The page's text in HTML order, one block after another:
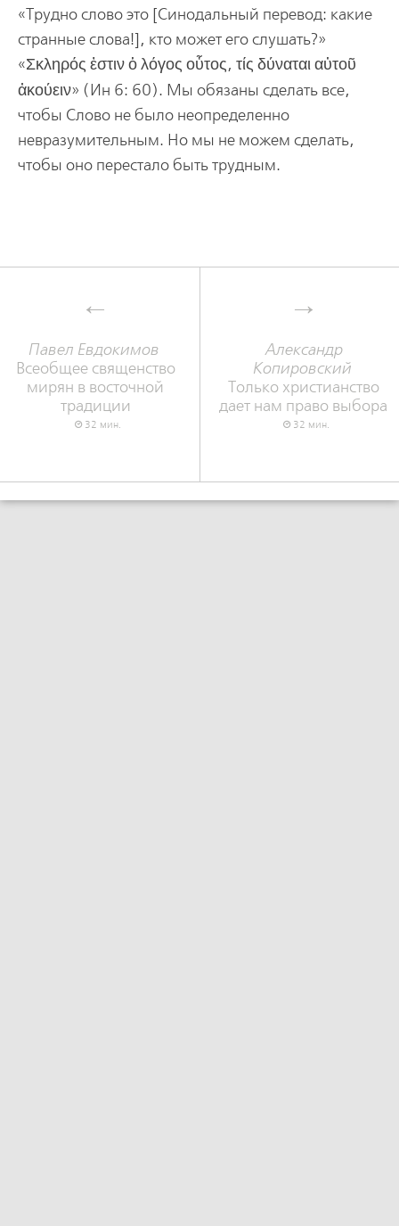
«Трудно слово это [Синодальный перевод: какие
странные слова!], кто может его слушать?»
«Σκληρός ἐστιν ὁ λόγος οὗτος, τίς δύναται αὐτοῦ
ἀκούειν» (Ин 6: 60). Мы обязаны сделать все,
чтобы Слово не было неопределенно
невразумительным. Но мы не можем сделать,
чтобы оно перестало быть трудным.
Павел Евдокимов
Всеобщее священство
мирян в восточной
традиции
32 мин.
Александр
Копировский
Только христианство
дает нам право выбора
32 мин.